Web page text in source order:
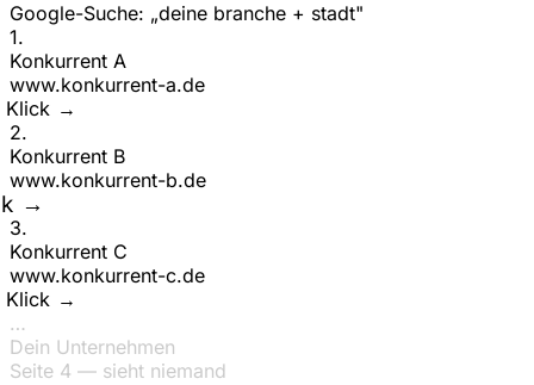
Google-Suche: „deine branche + stadt"
1.
Konkurrent A
www.konkurrent-a.de
→
2.
Konkurrent B
www.konkurrent-b.de
Klick →
3.
Konkurrent C
www.konkurrent-c.de
→
…
Dein Unternehmen
Seite 4 — sieht niemand